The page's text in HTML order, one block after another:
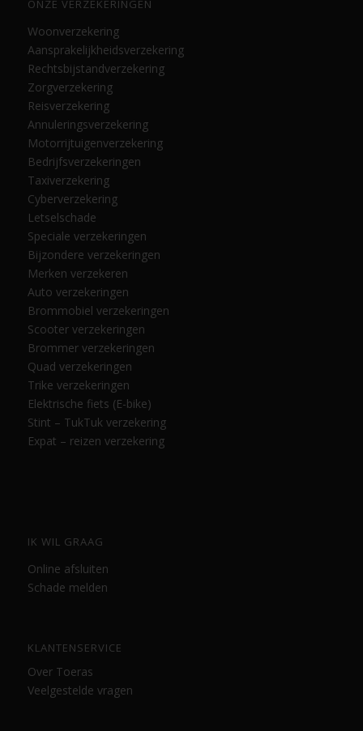
ONZE VERZEKERINGEN
Woonverzekering
Aansprakelijkheidsverzekering
Rechtsbijstandverzekering
Zorgverzekering
Reisverzekering
Annuleringsverzekering
Motorrijtuigenverzekering
Bedrijfsverzekeringen
Taxiverzekering
Cyberverzekering
Letselschade
Speciale verzekeringen
Bijzondere verzekeringen
Merken verzekeren
Auto verzekeringen
Brommobiel verzekeringen
Scooter verzekeringen
Brommer verzekeringen
Quad verzekeringen
Trike verzekeringen
Elektrische fiets (E-bike)
Stint – TukTuk verzekering
Expat – reizen verzekering
IK WIL GRAAG
Online afsluiten
Schade melden
KLANTENSERVICE
Over Toeras
Veelgestelde vragen